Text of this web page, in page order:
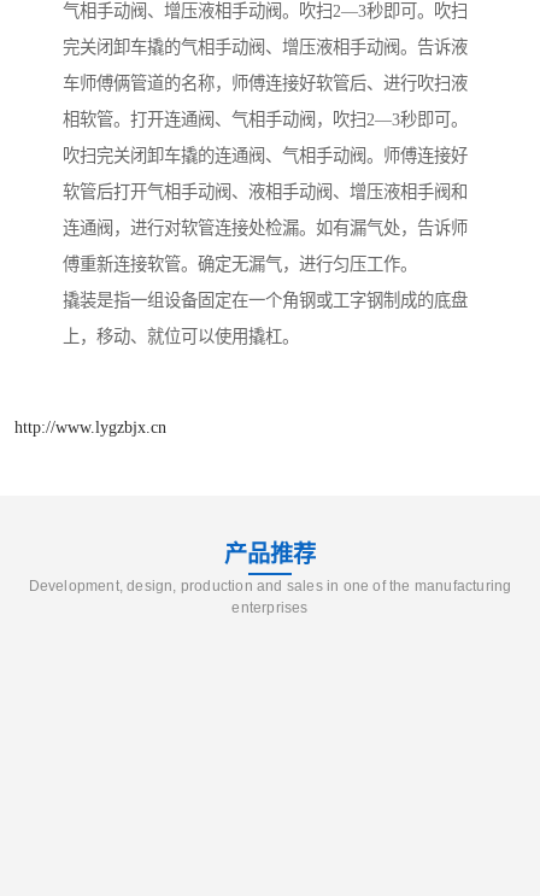
气相手动阀、增压液相手动阀。吹扫2—3秒即可。吹扫
完关闭卸车撬的气相手动阀、增压液相手动阀。告诉液
车师傅俩管道的名称，师傅连接好软管后、进行吹扫液
相软管。打开连通阀、气相手动阀，吹扫2—3秒即可。
吹扫完关闭卸车撬的连通阀、气相手动阀。师傅连接好
软管后打开气相手动阀、液相手动阀、增压液相手阀和
连通阀，进行对软管连接处检漏。如有漏气处，告诉师
傅重新连接软管。确定无漏气，进行匀压工作。
撬装是指一组设备固定在一个角钢或工字钢制成的底盘
上，移动、就位可以使用撬杠。
http://www.lygzbjx.cn
产品推荐
Development, design, production and sales in one of the manufacturing
enterprises